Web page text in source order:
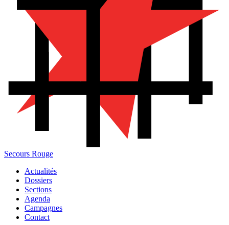
Secours Rouge
Actualités
Dossiers
Sections
Agenda
Campagnes
Contact